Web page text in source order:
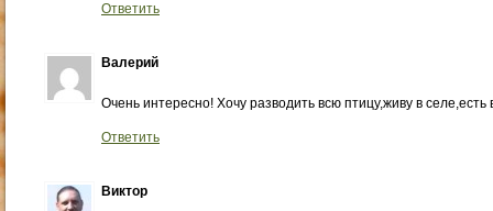
Ответить
Валерий
Очень интересно! Хочу разводить всю птицу,живу в
Ответить
Виктор